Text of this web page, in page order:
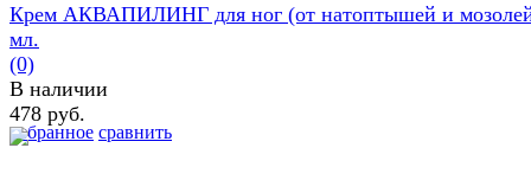
избранное сравнить
Крем АКВАПИЛИНГ для ног (от натоптышей и
мл.
(0)
В наличии
478 руб.